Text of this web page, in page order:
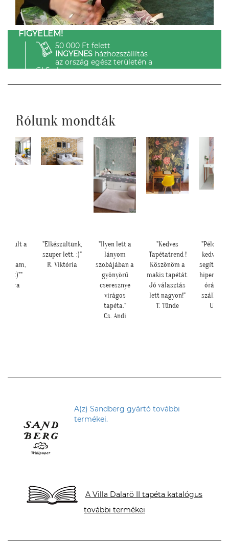
FIGYELEM!
50 000 Ft felett
INGYENESházhozszállítás
az ország egész területén a
GLS-el.
Rólunk mondták
a
:)""
Sára
"Elkészültünk,
szuper lett. :)"
R. Viktória
"Ilyen lett a
lányom
szobájában a
gyönyörű
cseresznye
virágos
tapéta."
Cs. Andi
"Kedves
Tapétatrend !
Köszönöm a
makis tapétát.
Jó választás
lett nagyon!"
T. Tünde
"Példa
órán
U.
A(z) Sandberg gyártó további
termékei.
A Villa Dalarö II tapéta katalógus
további termékei